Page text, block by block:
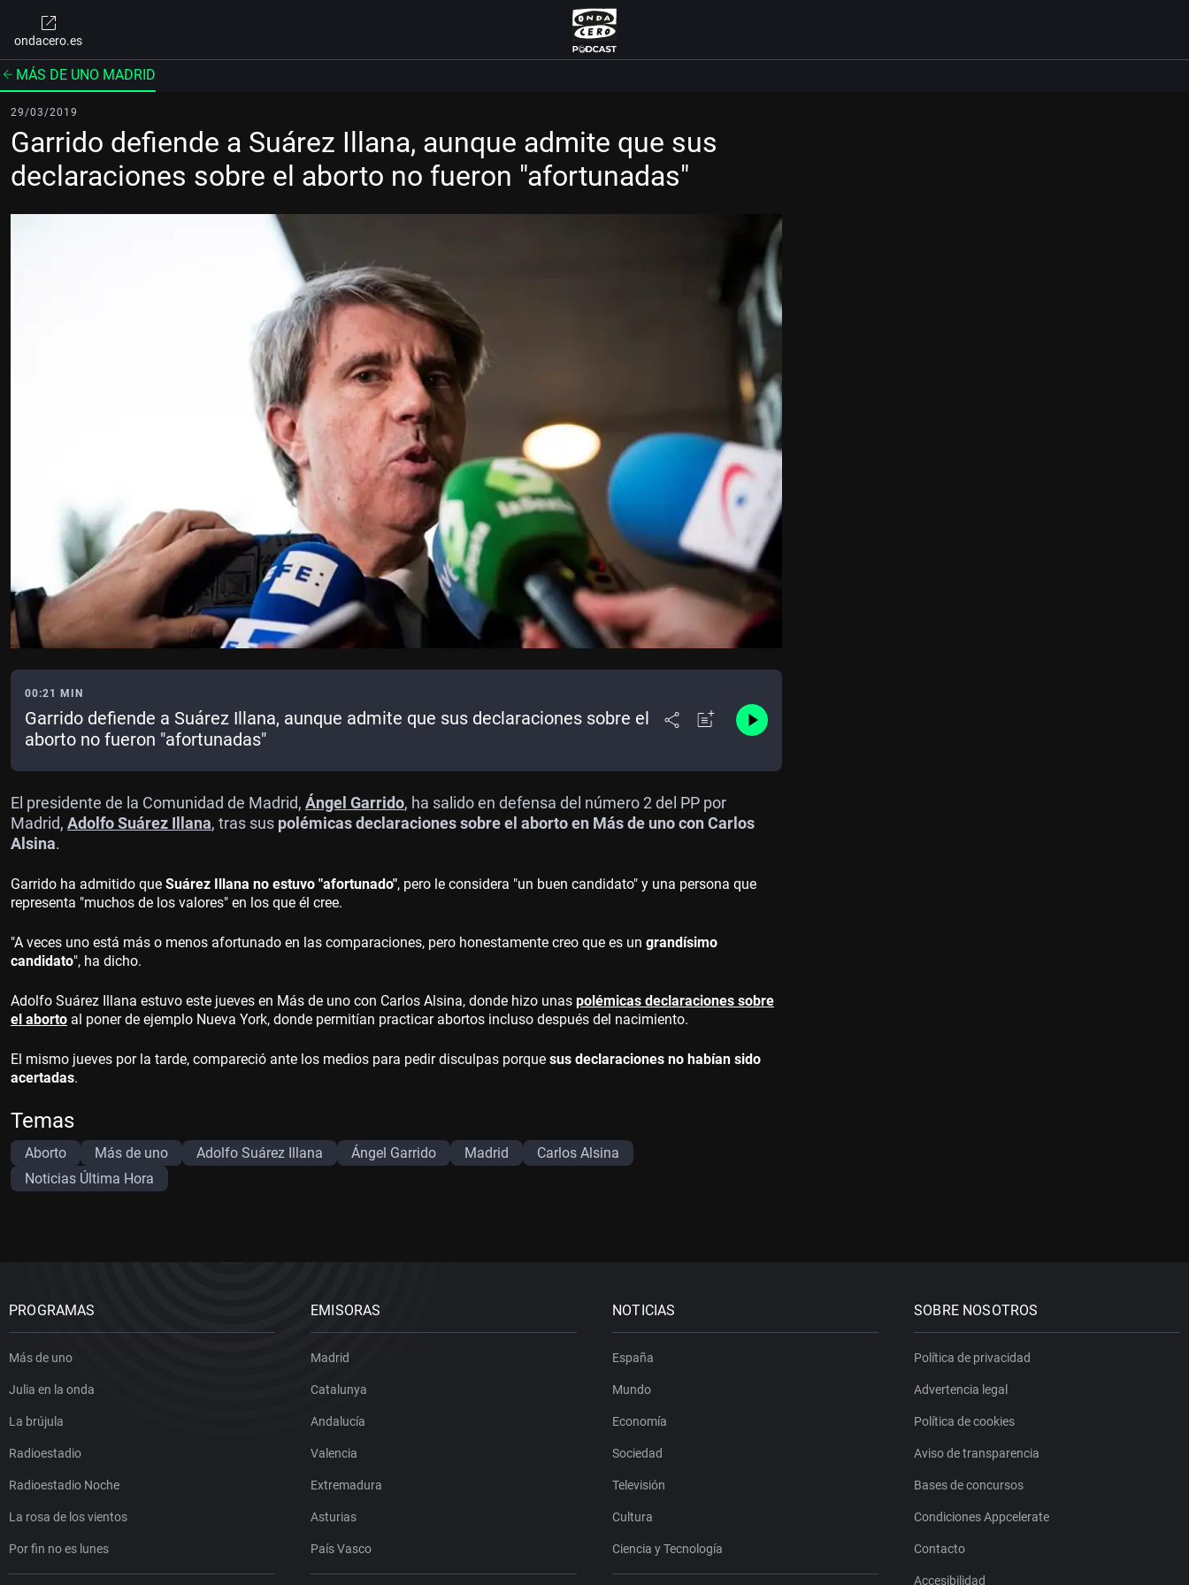
ondacero.es
MÁS DE UNO MADRID
29/03/2019
Garrido defiende a Suárez Illana, aunque admite que sus
declaraciones sobre el aborto no fueron "afortunadas"
00:21 MIN
Garrido defiende a Suárez Illana, aunque admite que sus declaraciones sobre el
aborto no fueron "afortunadas"
El presidente de la Comunidad de Madrid, Ángel Garrido, ha salido en defensa del número 2 del PP por
Madrid, Adolfo Suárez Illana, tras sus polémicas declaraciones sobre el aborto en Más de uno con Carlos
Alsina.
Garrido ha admitido que Suárez Illana no estuvo "afortunado", pero le considera "un buen candidato" y una persona que
representa "muchos de los valores" en los que él cree.
"A veces uno está más o menos afortunado en las comparaciones, pero honestamente creo que es un grandísimo
candidato", ha dicho.
Adolfo Suárez Illana estuvo este jueves en Más de uno con Carlos Alsina, donde hizo unas polémicas declaraciones sobre
el aborto al poner de ejemplo Nueva York, donde permitían practicar abortos incluso después del nacimiento.
El mismo jueves por la tarde, compareció ante los medios para pedir disculpas porque sus declaraciones no habían sido
acertadas.
Temas
Aborto Más de uno Adolfo Suárez Illana Ángel Garrido Madrid
Carlos Alsina
Noticias Última Hora
PROGRAMAS
Más de uno
Julia en la onda
La brújula
Radioestadio
Radioestadio Noche
La rosa de los vientos
Por fin no es lunes
EMISORAS
Madrid
Catalunya
Andalucía
Valencia
Extremadura
Asturias
País Vasco
NOTICIAS
España
Mundo
Economía
Sociedad
Televisión
Cultura
Ciencia y Tecnología
SOBRE NOSOTROS
Política de privacidad
Advertencia legal
Política de cookies
Aviso de transparencia
Bases de concursos
Condiciones Appcelerate
Contacto
Accesibilidad